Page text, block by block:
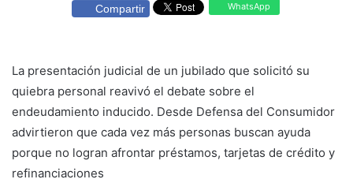
Compartir WhatsApp
La presentación judicial de un jubilado que solicitó su
quiebra personal reavivó el debate sobre el
endeudamiento inducido. Desde Defensa del Consumidor
advirtieron que cada vez más personas buscan ayuda
porque no logran afrontar préstamos, tarjetas de crédito y
refinanciaciones